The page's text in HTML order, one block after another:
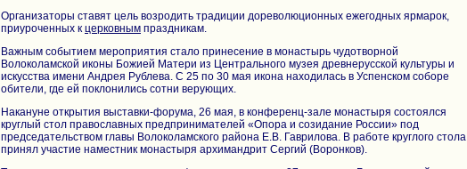
Организаторы ставят цель возродить традиции дореволюционных ежегодных ярмарок,
приуроченных к церковным праздникам.
Важным событием мероприятия стало принесение в монастырь чудотворной
Волоколамской иконы Божией Матери из Центрального музея древнерусской культуры и
искусства имени Андрея Рублева. С 25 по 30 мая икона находилась в Успенском соборе
обители, где ей поклонились сотни верующих.
Накануне открытия выставки-форума, 26 мая, в конференц-зале монастыря состоялся
круглый стол православных предпринимателей «Опора и созидание России» под
председательством главы Волоколамского района Е.В. Гаврилова. В работе круглого стола
принял участие наместник монастыря архимандрит Сергий (Воронков).